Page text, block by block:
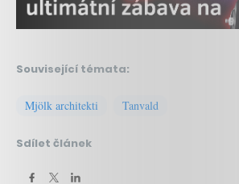
Související témata:
Mjölk architekti Tanvald
Sdílet článek